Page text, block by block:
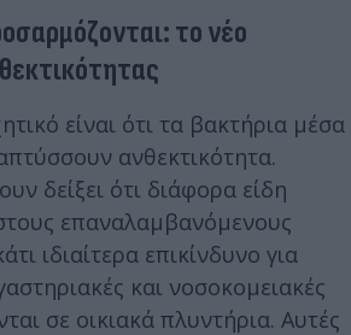
το νέο
είναι ότι τα βακτήρια μέσα
ανθεκτικότητα.
δείξει ότι διάφορα είδη
επαναλαμβανόμενους
ιδιαίτερα επικίνδυνο για
και νοσοκομειακές
σε οικιακά πλυντήρια. Αυτές